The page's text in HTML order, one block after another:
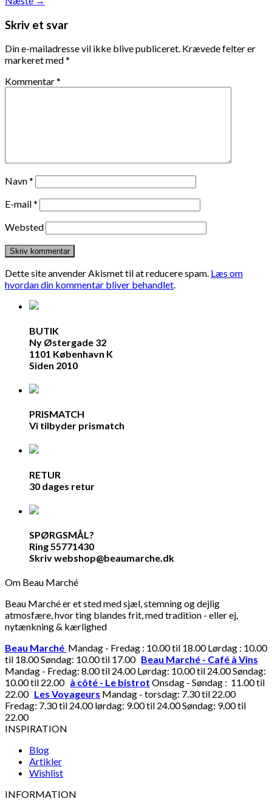
Skriv et svar
Din e-mailadresse vil ikke blive publiceret. Krævede felter er
markeret med*
Kommentar*
Navn*
E-mail*
Websted
Dette site anvender Akismet til at reducere spam. Læs om
hvordan din kommentar bliver behandlet.
BUTIK
Ny Østergade 32
1101 København K
Siden 2010
PRISMATCH
Vi tilbyder prismatch
RETUR
30 dages retur
SPØRGSMÅL?
Ring 55771430
Skriv webshop@beaumarche.dk
Om Beau Marché
Beau Marché er et sted med sjæl, stemning og dejlig
atmosfære, hvor ting blandes frit, med tradition - eller ej,
nytænkning & kærlighed
Beau Marché Mandag - Fredag : 10.00 til 18.00 Lørdag : 10.00
til 18.00 Søndag: 10.00 til 17.00 Beau Marché - Café à Vins
Mandag - Fredag: 8.00 til 24.00 Lørdag: 10.00 til 24.00 Søndag:
10.00 til 22.00 à côté - Le bistrot Onsdag - Søndag : 11.00 til
22.00 Les Voyageurs Mandag - torsdag: 7.30 til 22.00
Fredag: 7.30 til 24.00 lørdag: 9.00 til 24.00 Søndag: 9.00 til
22.00
INSPIRATION
Blog
Artikler
Wishlist
INFORMATION